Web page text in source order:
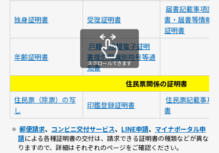
独身証明書 受理証明書
届書記載事項証
書・届書等情報
証明書
年齢証明書
戸籍・除籍電子証明
書提供用識別符号等通
知書
住民票関係の証明書
住民票（除票）の写
し
印鑑登録証明書
住民票記載事項
書
スクロールできます
郵便請求、 コンビニ交付サービス、 LINE申請、 マイナポータル申
請による各種証明書の交付は、請求できる証明書の種類などが異な
りますので、詳細はそれぞれのページをご確認ください。